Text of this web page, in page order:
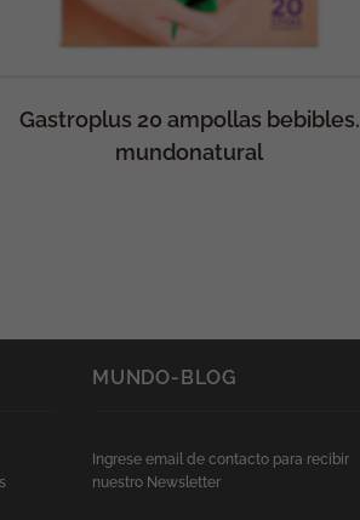
Gastroplus 20 ampollas bebibles.
mundonatural
MUNDO-BLOG
Ingrese email de contacto para recibir
nuestro Newsletter